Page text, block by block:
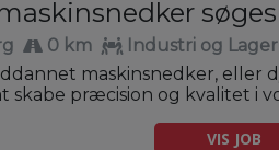
søges
0 km
Industri og Lager
maskinsnedker,
skabe præcision og kvalitet i
VIS JOB